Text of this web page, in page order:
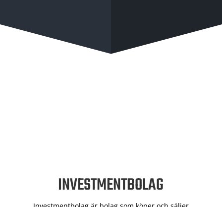
INVESTMENTBOLAG